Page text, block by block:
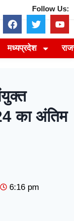
Follow Us:
मध्यप्रदेश
का अंतिम
6:16 pm